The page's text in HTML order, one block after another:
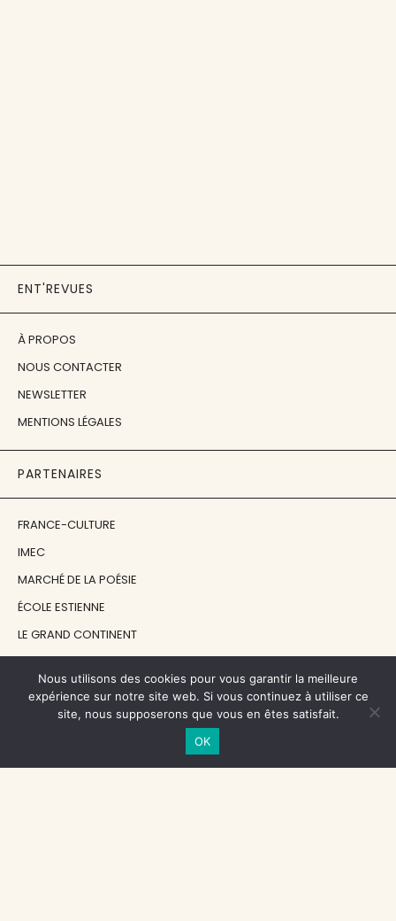
ENT'REVUES
À PROPOS
NOUS CONTACTER
NEWSLETTER
MENTIONS LÉGALES
PARTENAIRES
FRANCE-CULTURE
IMEC
MARCHÉ DE LA POÉSIE
ÉCOLE ESTIENNE
LE GRAND CONTINENT
EN ATTENDANT NADEAU
Nous utilisons des cookies pour vous garantir la meilleure
expérience sur notre site web. Si vous continuez à utiliser ce
site, nous supposerons que vous en êtes satisfait.
OK